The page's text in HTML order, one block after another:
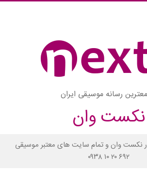
رسانه موسیقی ایران
نکست وان
وان و تمام سایت های معتبر موسیقی
۰۹۳۸ ۱۰ ۲۰ ۶۹۲